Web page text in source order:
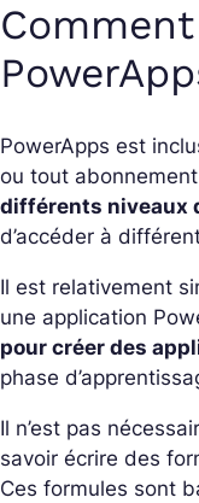
PowerApps est
ou tout
différents niveaux
d’accéder à
Il est relativement
une application
pour créer des
phase
Il n’est pas
savoir écrire des
Ces formules sont